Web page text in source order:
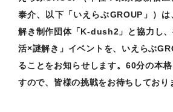
泰介、以下「いえらぶGROUP」）
解き制作団体「K-dush2」と協力し
活×謎解き」イベントを、いえらぶ
ることをお知らせします。60分の本
すので、皆様の挑戦をお待ちしており